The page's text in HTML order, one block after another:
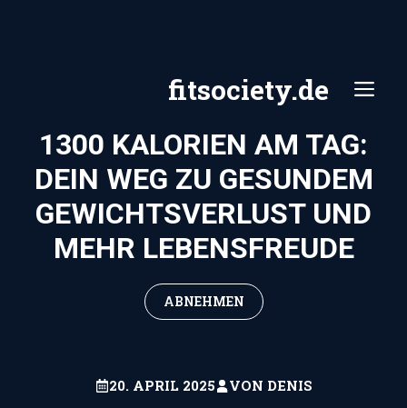
fitsociety.de
1300 KALORIEN AM TAG:
DEIN WEG ZU GESUNDEM
GEWICHTSVERLUST UND
MEHR LEBENSFREUDE
ABNEHMEN
20. APRIL 2025 VON DENIS